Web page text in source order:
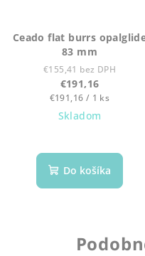
Ceado flat burrs
83 mm
€155,41 bez DPH
€191,16
Jednotková
cena:
€191,16 / 1 ks
Skladom
Do košíka